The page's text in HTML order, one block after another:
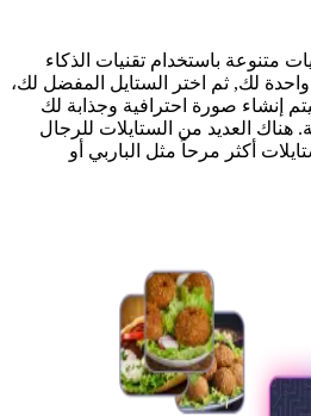
باستخدام تقنيات الذكاء
لك, ثم اختر الستايل المفضل لك،
إنشاء صورة احترافية وجذابة لك
هناك العديد من الستايلات للرجال
أكثر مرحاً مثل الباربي أو